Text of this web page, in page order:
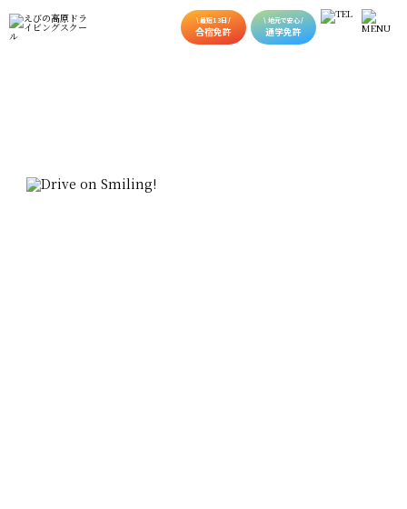
\ 最短13日 /
合宿免許
\ 地元で安心 /
通学免許